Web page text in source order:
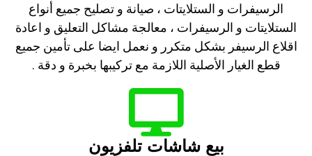
الرسيفرات و الستلايتات ، صيانة و تصليح جميع أنواع
الستلايتات و الرسيفرات ، معالجة مشاكل التعليق و اعادة
اقلاع الرسيفر بشكل متكرر و نعمل ايضا على تأمين جميع
قطع الغيار الأصلية اللازمة مع تركيبها بخبرة و دقة .
بيع شاشات تلفزيون